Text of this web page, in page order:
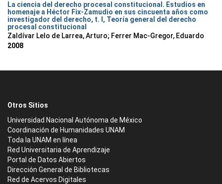
La ciencia del derecho procesal constitucional. Estudios en
homenaje a Héctor Fix-Zamudio en sus cincuenta años como
investigador del derecho, t. I, Teoría general del derecho
procesal constitucional
Zaldívar Lelo de Larrea, Arturo; Ferrer Mac-Gregor, Eduardo
2008
Otros Sitios
Universidad Nacional Autónoma de México
Coordinación de Humanidades UNAM
Toda la UNAM en línea
Red Universitaria de Aprendizaje
Portal de Datos Abiertos
Dirección General de Bibliotecas
Red de Acervos Digitales